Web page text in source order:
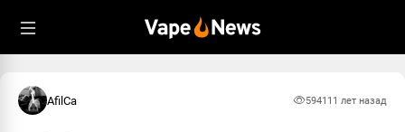
AfilCa 5941 11 лет назад
ПожаловатьсяИнформация